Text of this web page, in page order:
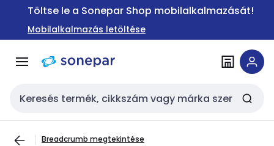
Ugrás a
Ugrás a
tartalomra
Töltse le a Sonepar Shop mobilalkalmazását!
Mobilalkalmazás letöltése
Keresési bemenet
Breadcrumb megtekintése